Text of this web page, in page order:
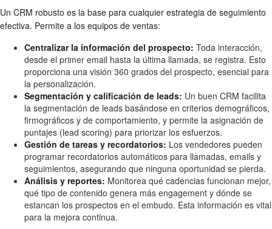
Un CRM robusto es la base para cualquier estrategia de seguimiento
efectiva. Permite a los equipos de ventas:
Centralizar la información del prospecto: Toda interacción,
desde el primer email hasta la última llamada, se registra. Esto
proporciona una visión 360 grados del prospecto, esencial para
la personalización.
Segmentación y calificación de leads: Un buen CRM facilita
la segmentación de leads basándose en criterios demográficos,
firmográficos y de comportamiento, y permite la asignación de
puntajes (lead scoring) para priorizar los esfuerzos.
Gestión de tareas y recordatorios: Los vendedores pueden
programar recordatorios automáticos para llamadas, emails y
seguimientos, asegurando que ninguna oportunidad se pierda.
Análisis y reportes: Monitorea qué cadencias funcionan mejor,
qué tipo de contenido genera más engagement y dónde se
estancan los prospectos en el embudo. Esta información es vital
para la mejora continua.